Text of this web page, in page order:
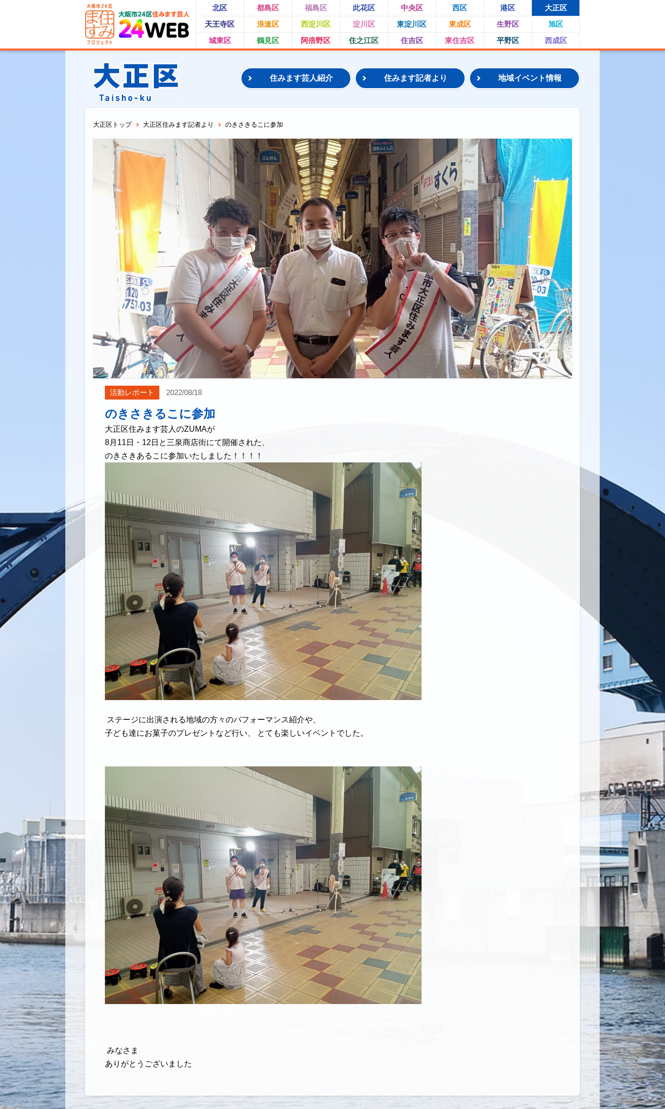
北区 都島区 福島区 此花区 中央区 西区 港区
大正区
天王寺区
浪速区 西淀川区 淀川区 東淀川区 東成区 生野区
旭区
城東区
鶴見区 阿倍野区 住之江区 住吉区 東住吉区 平野区 西成区
住みます芸人紹介 住みます記者より 地域イベント情報
大正区トップ 大正区住みます記者より のきさきるこに参加
活動レポート 2022/08/18
のきさきるこに参加
大正区住みます芸人のZUMAが
8月11日・12日と三泉商店街にて開催された、
のきさきあるこに参加いたしました！！！！
ステージに出演される地域の方々のパフォーマンス紹介や、
子ども達にお菓子のプレゼントなど行い、 とても楽しいイベントでした。
みなさま
ありがとうございました